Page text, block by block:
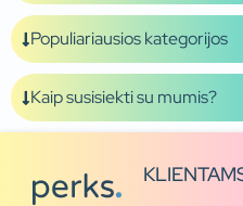
Populiariausios kategorijos
Kaip susisiekti su mumis?